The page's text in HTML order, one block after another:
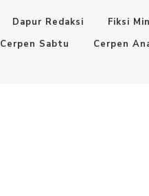
Dapur Redaksi Fiksi
Cerpen Sabtu Cerpen